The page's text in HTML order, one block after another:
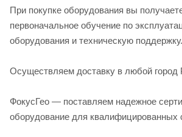
При покупке оборудования вы
первоначальное обучение по
оборудования и техническую поддержку.
Осуществляем доставку в любой город
ФокусГео — поставляем надежное
оборудование для квалифицированных